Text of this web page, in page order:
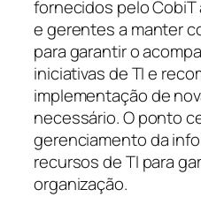
fornecidos pelo
e gerentes a manter
para garantir o
iniciativas de TI e
implementação de
necessário. O ponto
gerenciamento da
recursos de TI para
organização.